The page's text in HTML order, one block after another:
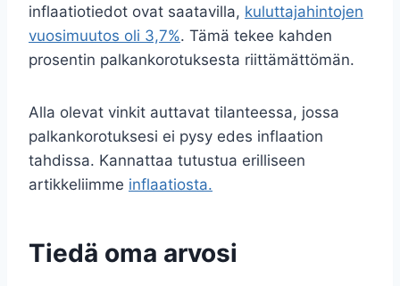
inflaatiotiedot ovat saatavilla, kuluttajahintojen
vuosimuutos oli 3,7%. Tämä tekee kahden
prosentin palkankorotuksesta riittämättömän.
Alla olevat vinkit auttavat tilanteessa, jossa
palkankorotuksesi ei pysy edes inflaation
tahdissa. Kannattaa tutustua erilliseen
artikkeliimme inflaatiosta.
Tiedä oma arvosi